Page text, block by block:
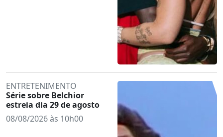
ENTRETENIMENTO
Série sobre Belchior
estreia dia 29 de agosto
08/08/2026 às 10h00